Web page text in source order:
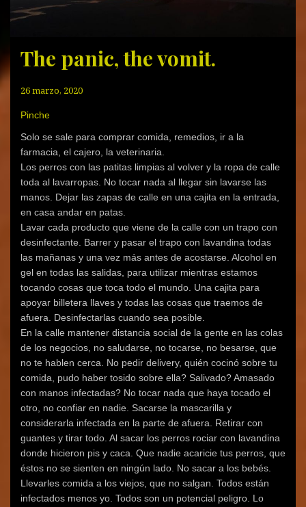
The panic, the vomit.
26 marzo, 2020
Pinche
Solo se sale para comprar comida, remedios, ir a la
farmacia, el cajero, la veterinaria.
Los perros con las patitas limpias al volver y la ropa de calle
toda al lavarropas. No tocar nada al llegar sin lavarse las
manos. Dejar las zapas de calle en una cajita en la entrada,
en casa andar en patas.
Lavar cada producto que viene de la calle con un trapo con
desinfectante. Barrer y pasar el trapo con lavandina todas
las mañanas y una vez más antes de acostarse. Alcohol en
gel en todas las salidas, para utilizar mientras estamos
tocando cosas que toca todo el mundo. Una cajita para
apoyar billetera llaves y todas las cosas que traemos de
afuera. Desinfectarlas cuando sea posible.
En la calle mantener distancia social de la gente en las colas
de los negocios, no saludarse, no tocarse, no besarse, que
no te hablen cerca. No pedir delivery, quién cocinó sobre tu
comida, pudo haber tosido sobre ella? Salivado? Amasado
con manos infectadas? No tocar nada que haya tocado el
otro, no confiar en nadie. Sacarse la mascarilla y
considerarla infectada en la parte de afuera. Retirar con
guantes y tirar todo. Al sacar los perros rociar con lavandina
donde hicieron pis y caca. Que nadie acaricie tus perros, que
éstos no se sienten en ningún lado. No sacar a los bebés.
Llevarles comida a los viejos, que no salgan. Todos están
infectados menos yo. Todos son un potencial peligro. Lo